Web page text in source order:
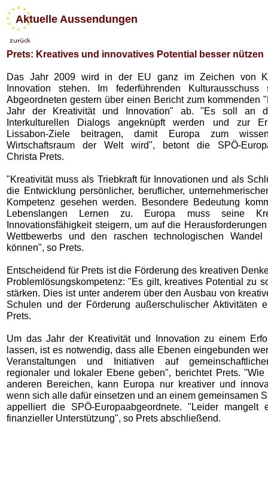
Aktuelle Aussendungen
Prets: Kreatives und innovatives Potential besser nützen
Das Jahr 2009 wird in der EU ganz im Zeichen von
Innovation stehen. Im federführenden Kulturausschuss
Abgeordneten gestern über einen Bericht zum kommenden
Jahr der Kreativität und Innovation" ab. "Es soll an
Interkulturellen Dialogs angeknüpft werden und zur
Lissabon-Ziele beitragen, damit Europa zum
Wirtschaftsraum der Welt wird", betont die SPÖ-
Christa Prets.
"Kreativität muss als Triebkraft für Innovationen und als
die Entwicklung persönlicher, beruflicher,
Kompetenz gesehen werden. Besondere Bedeutung
Lebenslangen Lernen zu. Europa muss seine
Innovationsfähigkeit steigern, um auf die
Wettbewerbs und den raschen technologischen
können", so Prets.
Entscheidend für Prets ist die Förderung des kreativen
Problemlösungskompetenz: "Es gilt, kreatives Potential zu
stärken. Dies ist unter anderem über den Ausbau von
Schulen und der Förderung außerschulischer Aktivitäten
Prets.
Um das Jahr der Kreativität und Innovation zu einem
lassen, ist es notwendig, dass alle Ebenen eingebunden
Veranstaltungen und Initiativen auf
regionaler und lokaler Ebene geben", berichtet Prets.
anderen Bereichen, kann Europa nur kreativer und
wenn sich alle dafür einsetzen und an einem gemeinsamen
appelliert die SPÖ-Europaabgeordnete. "Leider mangelt
finanzieller Unterstützung", so Prets abschließend.